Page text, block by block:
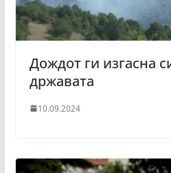
Дождот ги изгасна
државата
10.09.2024